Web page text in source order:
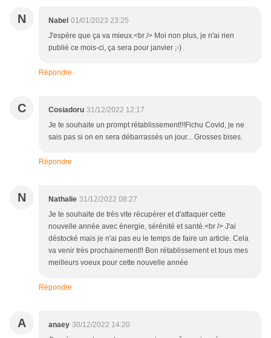
N Nabel 01/01/2023 23:25
J'espère que ça va mieux.<br /> Moi non plus, je n'ai rien
publié ce mois-ci, ça sera pour janvier ;-)
Répondre
C Cosiadoru 31/12/2022 12:17
Je te souhaite un prompt rétablissement!!!Fichu Covid, je ne
sais pas si on en sera débarrassés un jour... Grosses bises.
Répondre
N Nathalie 31/12/2022 08:27
Je te souhaite de très vite récupérer et d'attaquer cette
nouvelle année avec énergie, sérénité et santé.<br /> J'ai
déstocké mais je n'ai pas eu le temps de faire un article. Cela
va venir très prochainement!! Bon rétablissement et tous mes
meilleurs voeux pour cette nouvelle année
Répondre
A anaey 30/12/2022 14:20